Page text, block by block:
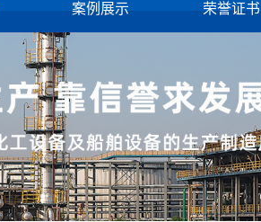
案例展示 荣誉证书